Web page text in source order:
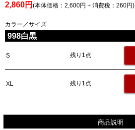
2,860円 (本体価格：2,600円 + 消費税：260円)
カラー／サイズ
998白黒
S 残り1点
XL 残り1点
商品説明